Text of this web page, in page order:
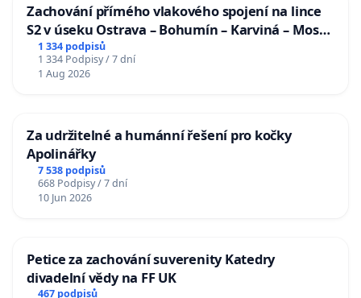
Zachování přímého vlakového spojení na lince
S2 v úseku Ostrava – Bohumín – Karviná – Mosty
u Jablunkova
1 334 podpisů
1 334 Podpisy / 7 dní
1 Aug 2026
Za udržitelné a humánní řešení pro kočky
Apolinářky
7 538 podpisů
668 Podpisy / 7 dní
10 Jun 2026
Petice za zachování suverenity Katedry
divadelní vědy na FF UK
467 podpisů